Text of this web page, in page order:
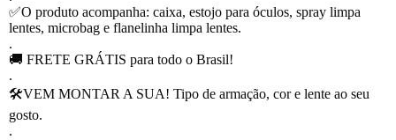
✅O produto acompanha: caixa, estojo para óculos, spray limpa
lentes, microbag e flanelinha limpa lentes.
.
🚚 FRETE GRÁTIS para todo o Brasil!
.
🛠VEM MONTAR A SUA! Tipo de armação, cor e lente ao seu
gosto.
.